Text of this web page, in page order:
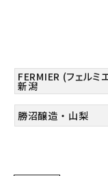
FERMIER (フェルミ
新潟
勝沼醸造 ・ 山梨